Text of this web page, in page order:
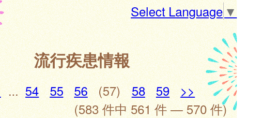
Select Language▼
流行疾患情報
... 54 55 56 (57) 58 59
>>
(583 件中 561 件 — 570 件)